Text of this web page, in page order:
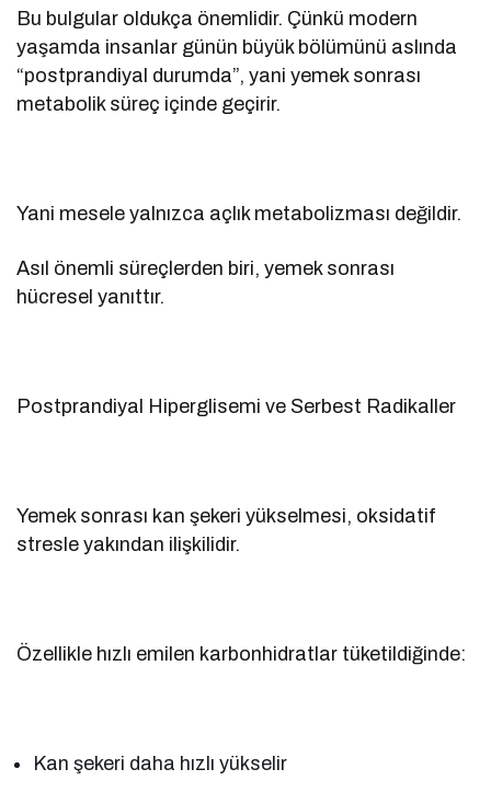
Bu bulgular oldukça önemlidir. Çünkü modern
yaşamda insanlar günün büyük bölümünü aslında
“postprandiyal durumda”, yani yemek sonrası
metabolik süreç içinde geçirir.
Yani mesele yalnızca açlık metabolizması değildir.
Asıl önemli süreçlerden biri, yemek sonrası
hücresel yanıttır.
Postprandiyal Hiperglisemi ve Serbest Radikaller
Yemek sonrası kan şekeri yükselmesi, oksidatif
stresle yakından ilişkilidir.
Özellikle hızlı emilen karbonhidratlar tüketildiğinde:
Kan şekeri daha hızlı yükselir